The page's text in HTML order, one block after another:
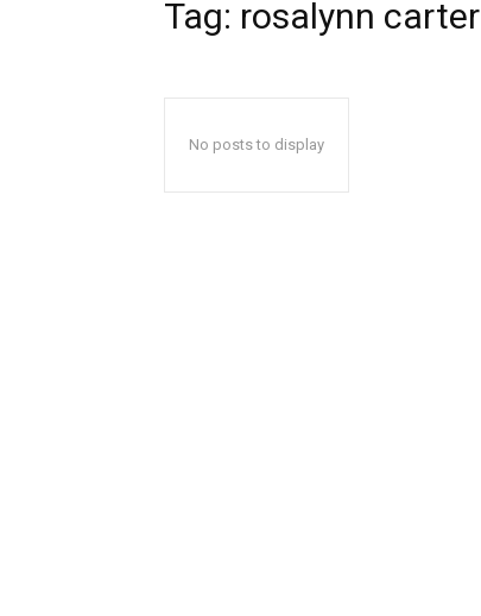
Tag: rosalynn carter
No posts to display